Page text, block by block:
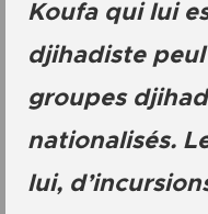
Koufa qui lui
djihadiste peul
groupes
nationalisés.
lui,